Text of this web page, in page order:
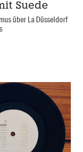
Suede
über La Düsseldorf